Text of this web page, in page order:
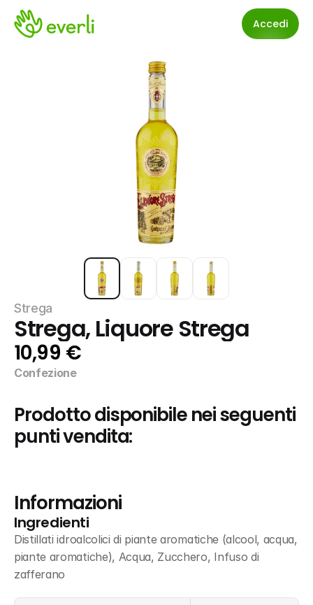
Accedi
Strega
Strega, Liquore Strega
10,99 €
Confezione
Prodotto disponibile nei seguenti
punti vendita:
Informazioni
Ingredienti
Distillati idroalcolici di piante aromatiche (alcool, acqua,
piante aromatiche), Acqua, Zucchero, Infuso di
zafferano